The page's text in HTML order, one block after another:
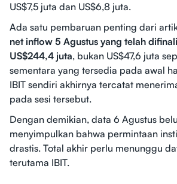
US$7,5 juta dan US$6,8 juta.
Ada satu pembaruan penting dari
net inflow 5 Agustus yang telah
US$244,4 juta, bukan US$47,6 juta
sementara yang tersedia pada awal
IBIT sendiri akhirnya tercatat
pada sesi tersebut.
Dengan demikian, data 6 Agustus
menyimpulkan bahwa permintaan
drastis. Total akhir perlu menunggu
terutama IBIT.